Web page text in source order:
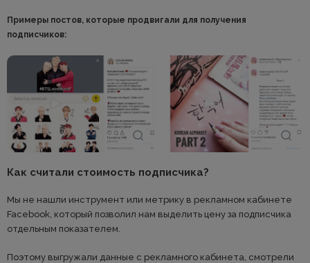
Примеры постов, которые продвигали для получения
подписчиков:
Как считали стоимость подписчика?
Мы не нашли инструмент или метрику в рекламном кабинете
Facebook, который позволил нам выделить цену за подписчика
отдельным показателем.
Поэтому выгружали данные с рекламного кабинета, смотрели